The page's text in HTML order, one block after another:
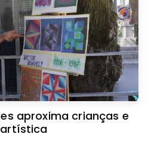
aproxima crianças e